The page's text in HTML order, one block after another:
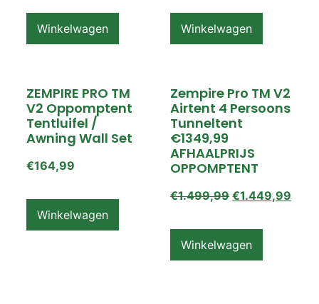
Winkelwagen Winkelwagen
ZEMPIRE PRO TM
V2 Oppomptent
Tentluifel /
Awning Wall Set
€164,99
Winkelwagen
Zempire Pro TM V2
Airtent 4 Persoons
Tunneltent
€1349,99
AFHAALPRIJS
OPPOMPTENT
€1.499,99 €1.449,99
Winkelwagen